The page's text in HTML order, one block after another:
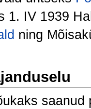
1. IV 1939
ning
saanud